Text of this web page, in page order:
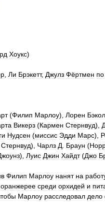
Хоукс)
Ли Брэкетт, Джулз Фёртмен по
(Филип Марлоу), Лорен
Викерз (Кармен Стернвуд),
Нудсен (миссис Эдди Марс),
Стернвуд), Чарлз Д Браун (
), Луис Джин Хайдт(Джо
Филип Марлоу нанят на
оранжерее среди орхидей и
Марлоу расследовал дело